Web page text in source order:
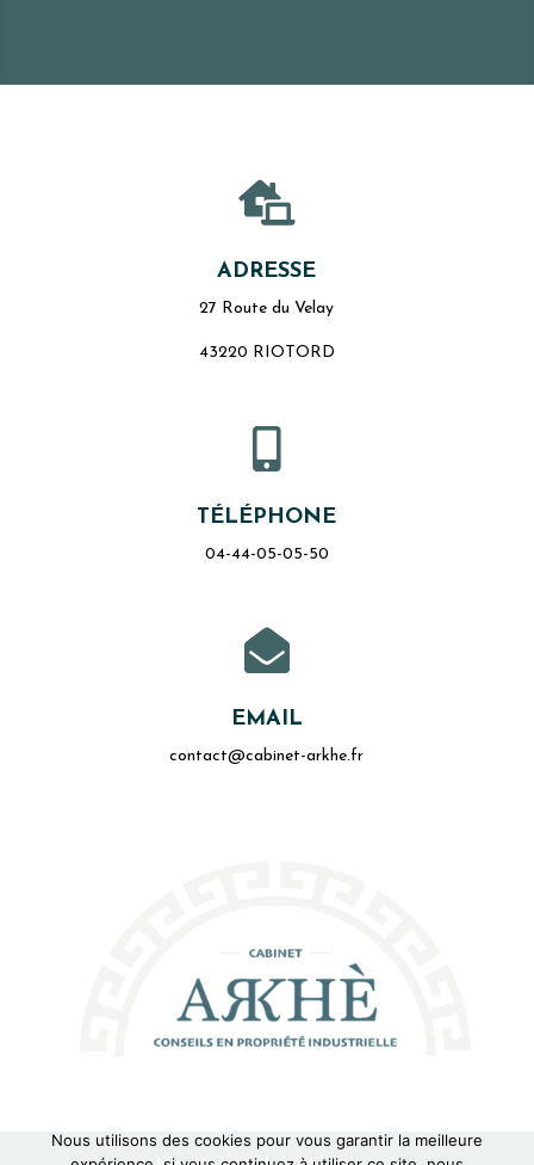

ADRESSE
27 Route du Velay
43220 RIOTORD

TÉLÉPHONE
04-44-05-05-50

EMAIL
contact@cabinet-arkhe.fr
Nous utilisons des cookies pour vous garantir la meilleure